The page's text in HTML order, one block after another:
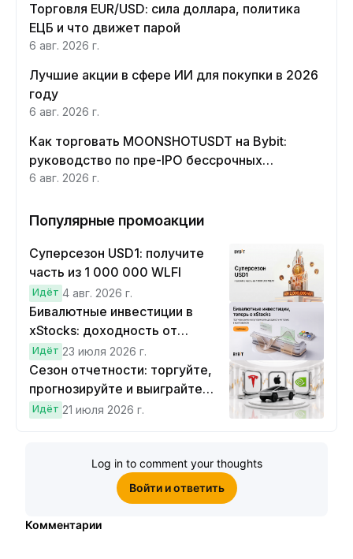
Торговля EUR/USD: сила доллара, политика
ЕЦБ и что движет парой
6 авг. 2026 г.
Лучшие акции в сфере ИИ для покупки в 2026
году
6 авг. 2026 г.
Как торговать MOONSHOTUSDT на Bybit:
руководство по пре-IPO бессрочных
контрактов Moonshot AI
6 авг. 2026 г.
Популярные промоакции
Суперсезон USD1: получите
часть из 1 000 000 WLFI
Идёт 4 авг. 2026 г.
Бивалютные инвестиции в
xStocks: доходность от
прогнозов
Идёт 23 июля 2026 г.
Сезон отчетности: торгуйте,
прогнозируйте и выиграйте
Cybertruck!
Идёт 21 июля 2026 г.
Log in to comment your thoughts
Войти и ответить
Комментарии